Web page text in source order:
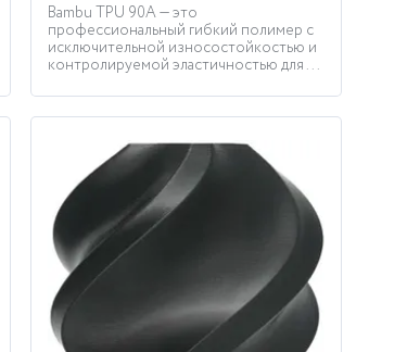
Bambu TPU 90A — это
профессиональный гибкий полимер с
исключительной износостойкостью и
контролируемой эластичностью для ...
КУПИТЬ